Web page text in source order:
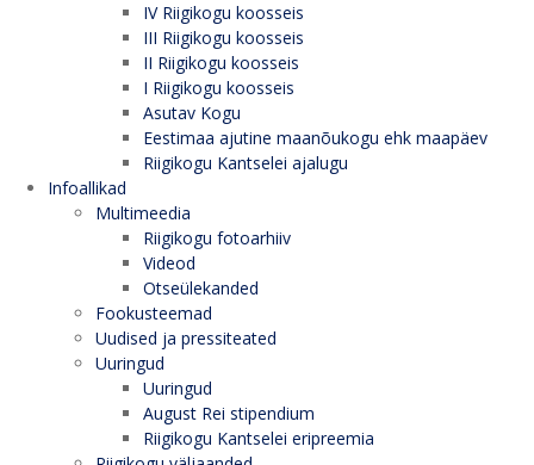
IV Riigikogu koosseis
III Riigikogu koosseis
II Riigikogu koosseis
I Riigikogu koosseis
Asutav Kogu
Eestimaa ajutine maanõukogu ehk maapäev
Riigikogu Kantselei ajalugu
Infoallikad
Multimeedia
Riigikogu fotoarhiiv
Videod
Otseülekanded
Fookusteemad
Uudised ja pressiteated
Uuringud
Uuringud
August Rei stipendium
Riigikogu Kantselei eripreemia